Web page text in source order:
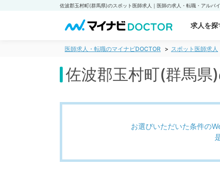
求人を探
医師求人・転職のマイナビDOCTOR スポット医師求人
佐波郡玉村町(群馬
お選びいただいた条件の